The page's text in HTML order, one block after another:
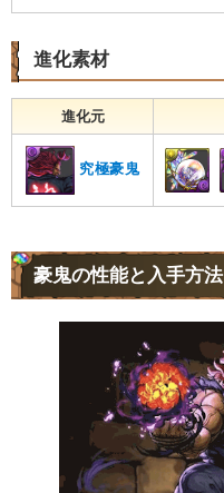
進化素材
進化元
究極豪鬼
豪鬼の性能と入手方法